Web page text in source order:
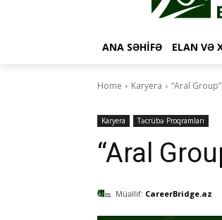
ANA SƏHIFƏ ELAN VƏ
Home Karyera “Aral
Karyera Təcrübə Proqramları
“Aral
Müəllif: CareerBridge.az